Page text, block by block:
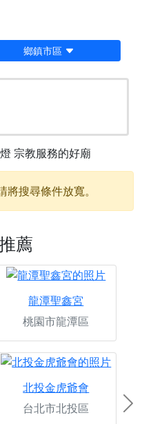
鄉鎮市區
宗教服務的好廟
搜尋條件放寬。
薦
龍潭聖鑫宮
桃園市龍潭區
北投金虎爺會
台北市北投區